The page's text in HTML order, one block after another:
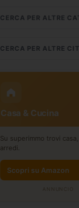
CERCA PER ALTRE
CERCA PER ALTRE
Casa & Cucina
Su superimmo trovi
arredi.
Scopri su Amazon
ANNUNCIO